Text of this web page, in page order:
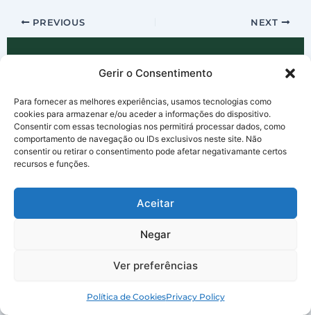
Gerir o Consentimento
Para fornecer as melhores experiências, usamos tecnologias como
cookies para armazenar e/ou aceder a informações do dispositivo.
Consentir com essas tecnologias nos permitirá processar dados, como
comportamento de navegação ou IDs exclusivos neste site. Não
consentir ou retirar o consentimento pode afetar negativamante certos
recursos e funções.
Aceitar
Negar
Ver preferências
Política de CookiesPrivacy Policy
PREVIOUS NEXT
Saúde ComEquilíbrio
Informação de saúde baseada em ciência. Para quem tem 60 anos ou
quer viver melhor com equilíbrio e qualidade de vida.
Saúde & Prevenção